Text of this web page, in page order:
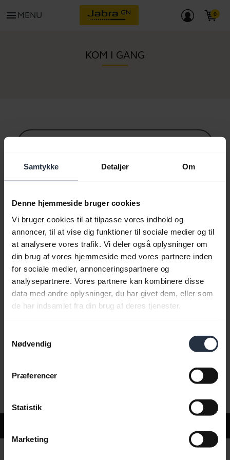
Samtykke Detaljer Om
Denne hjemmeside bruger cookies
Vi bruger cookies til at tilpasse vores indhold og
annoncer, til at vise dig funktioner til sociale medier og til
at analysere vores trafik. Vi deler også oplysninger om
din brug af vores hjemmeside med vores partnere inden
for sociale medier, annonceringspartnere og
analysepartnere. Vores partnere kan kombinere disse
data med andre oplysninger, du har givet dem, eller som
de har indsamlet fra din brug af deres tjenester.
Nødvendig
Præferencer
Statistik
Marketing
menu MENU
KOM I GANG
Bluetooth parringsguide
Ofte stillede spørgsmål
Produktdokumenter